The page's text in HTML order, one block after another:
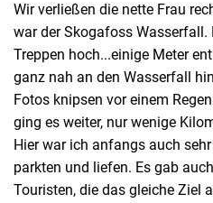
Wir verließen die nette Frau
war der Skogafoss
Treppen hoch...einige Meter
ganz nah an den Wasserfall
Fotos knipsen vor einem
ging es weiter, nur wenige
Hier war ich anfangs auch
parkten und liefen. Es gab
Touristen, die das gleiche Ziel